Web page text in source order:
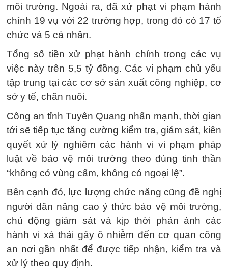
môi trường. Ngoài ra, đã xử phạt vi phạm hành
chính 19 vụ với 22 trường hợp, trong đó có 17 tổ
chức và 5 cá nhân.
Tổng số tiền xử phạt hành chính trong các vụ
việc này trên 5,5 tỷ đồng. Các vi phạm chủ yếu
tập trung tại các cơ sở sản xuất công nghiệp, cơ
sở y tế, chăn nuôi.
Công an tỉnh Tuyên Quang nhấn mạnh, thời gian
tới sẽ tiếp tục tăng cường kiểm tra, giám sát, kiên
quyết xử lý nghiêm các hành vi vi phạm pháp
luật về bảo vệ môi trường theo đúng tinh thần
“không có vùng cấm, không có ngoại lệ”.
Bên cạnh đó, lực lượng chức năng cũng đề nghị
người dân nâng cao ý thức bảo vệ môi trường,
chủ động giám sát và kịp thời phản ánh các
hành vi xả thải gây ô nhiễm đến cơ quan công
an nơi gần nhất để được tiếp nhận, kiểm tra và
xử lý theo quy định.